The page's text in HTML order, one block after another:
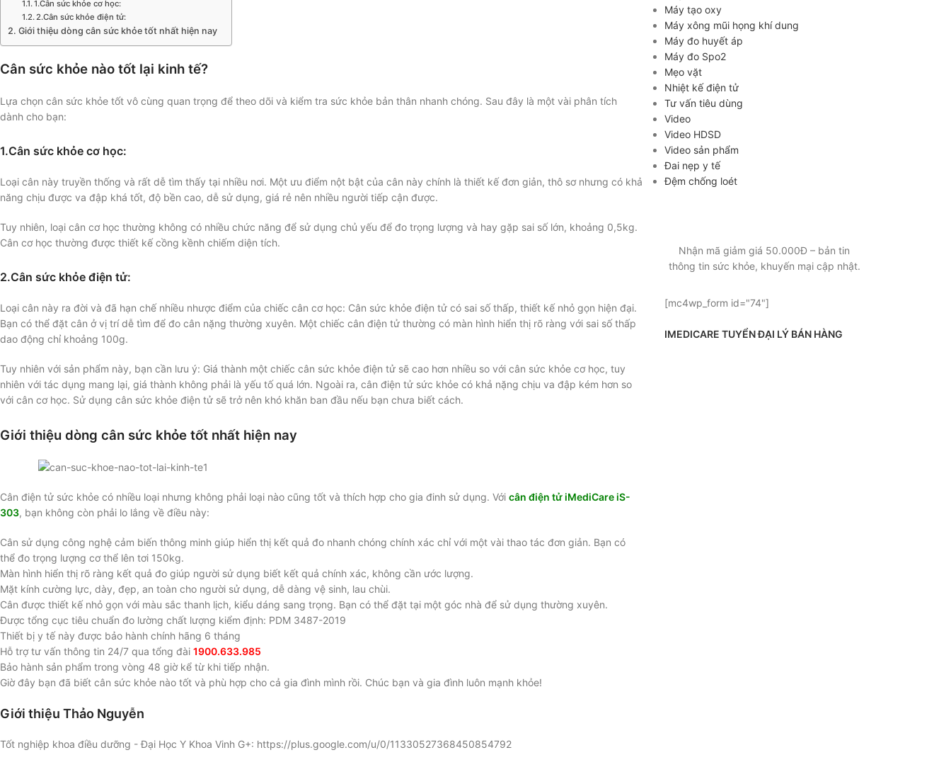
1.Cân sức khỏe cơ học:
2.Cân sức khỏe điện tử:
Giới thiệu dòng cân sức khỏe tốt nhất hiện nay
Cân sức khỏe nào tốt lại kinh tế?
Lựa chọn cân sức khỏe tốt vô cùng quan trọng để theo dõi và kiểm tra sức khỏe bản thân nhanh chóng. Sau đây là một vài phân tích
dành cho bạn:
1.Cân sức khỏe cơ học:
Loại cân này truyền thống và rất dễ tìm thấy tại nhiều nơi. Một ưu điểm nột bật của cân này chính là thiết kế đơn giản, thô sơ nhưng có khả
năng chịu được va đập khá tốt, độ bền cao, dễ sử dụng, giá rẻ nên nhiều người tiếp cận được.
Tuy nhiên, loại cân cơ học thường không có nhiều chức năng để sử dụng chủ yếu để đo trọng lượng và hay gặp sai số lớn, khoảng 0,5kg.
Cân cơ học thường được thiết kế cồng kềnh chiếm diện tích.
2.Cân sức khỏe điện tử:
Loại cân này ra đời và đã hạn chế nhiều nhược điểm của chiếc cân cơ học: Cân sức khỏe điện tử có sai số thấp, thiết kế nhỏ gọn hiện đại.
Bạn có thể đặt cân ở vị trí dễ tìm để đo cân nặng thường xuyên. Một chiếc cân điện tử thường có màn hình hiển thị rõ ràng với sai số thấp
dao động chỉ khoảng 100g.
Tuy nhiên với sản phẩm này, bạn cần lưu ý: Giá thành một chiếc cân sức khỏe điện tử sẽ cao hơn nhiều so với cân sức khỏe cơ học, tuy
nhiên với tác dụng mang lại, giá thành không phải là yếu tố quá lớn. Ngoài ra, cân điện tử sức khỏe có khả nặng chịu va đập kém hơn so
với cân cơ học. Sử dụng cân sức khỏe điện tử sẽ trở nên khó khăn ban đầu nếu bạn chưa biết cách.
Giới thiệu dòng cân sức khỏe tốt nhất hiện nay
Cân điện tử sức khỏe có nhiều loại nhưng không phải loại nào cũng tốt và thích hợp cho gia đinh sử dụng. Với cân điện tử iMediCare iS-
303, bạn không còn phải lo lắng về điều này:
Cân sử dụng công nghệ cảm biến thông minh giúp hiển thị kết quả đo nhanh chóng chính xác chỉ với một vài thao tác đơn giản. Bạn có
thể đo trọng lượng cơ thể lên tơi 150kg.
Màn hình hiển thị rõ ràng kết quả đo giúp người sử dụng biết kết quả chính xác, không cần ước lượng.
Mặt kính cường lực, dày, đẹp, an toàn cho người sử dụng, dễ dàng vệ sinh, lau chùi.
Cân được thiết kế nhỏ gọn với màu sắc thanh lịch, kiểu dáng sang trọng. Bạn có thể đặt tại một góc nhà để sử dụng thường xuyên.
Được tổng cục tiêu chuẩn đo lường chất lượng kiểm định: PDM 3487-2019
Thiết bị y tế này được bảo hành chính hãng 6 tháng
Hỗ trợ tư vấn thông tin 24/7 qua tổng đài 1900.633.985
Bảo hành sản phẩm trong vòng 48 giờ kể từ khi tiếp nhận.
Giờ đây bạn đã biết cân sức khỏe nào tốt và phù hợp cho cả gia đình mình rồi. Chúc bạn và gia đình luôn mạnh khỏe!
Giới thiệu Thảo Nguyễn
Tốt nghiệp khoa điều dưỡng - Đại Học Y Khoa Vinh G+: https://plus.google.com/u/0/11330527368450854792
Máy tạo oxy
Máy xông mũi họng khí dung
Máy đo huyết áp
Máy đo Spo2
Mẹo vặt
Nhiệt kế điện tử
Tư vấn tiêu dùng
Video
Video HDSD
Video sản phẩm
Đai nẹp y tế
Đệm chống loét
Nhận mã giảm giá 50.000Đ – bản tin
thông tin sức khỏe, khuyến mại cập nhật.
[mc4wp_form id="74"]
IMEDICARE TUYỂN ĐẠI LÝ BÁN HÀNG